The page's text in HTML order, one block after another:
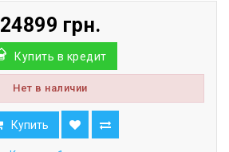
24899 грн.
Купить в кредит
Нет в наличии
Купить